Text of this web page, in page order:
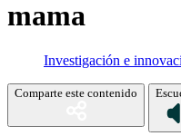
mama
Investigación e
Comparte este contenido